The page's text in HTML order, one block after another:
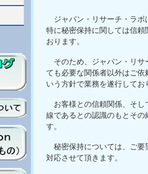
ジャパン・リサーチ・ラボ
特に秘密保持に関しては信
おります。
そのため、ジャパン・リサ
ても必要な関係者以外はご
いう方針で業務を遂行してお
お客様との信頼関係、そし
線であるとの認識のもとそ
す。
秘密保持については、ご要
対応させて頂きます。